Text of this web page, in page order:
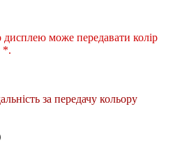
може передавати колір
*.
за передачу кольору